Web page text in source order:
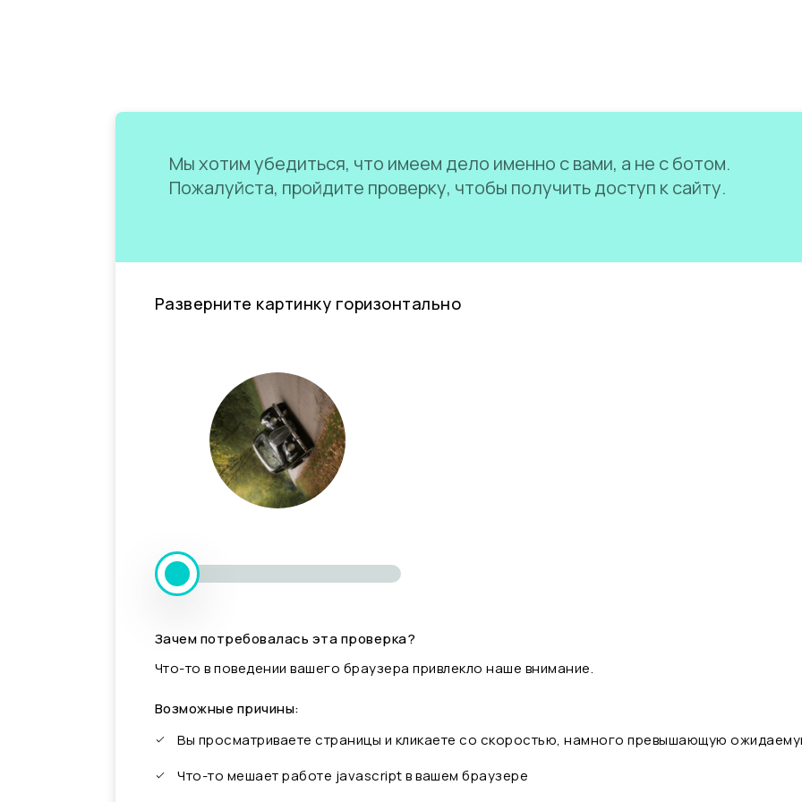
Мы хотим убедиться, что имеем дело именно с вами, а не с ботом.
Пожалуйста, пройдите проверку, чтобы получить доступ к сайту.
Разверните картинку горизонтально
Зачем потребовалась эта проверка?
Что-то в поведении вашего браузера привлекло наше внимание.
Возможные причины:
Вы просматриваете страницы и кликаете со скоростью, намного превышающую
Что-то мешает работе javascript в вашем браузере